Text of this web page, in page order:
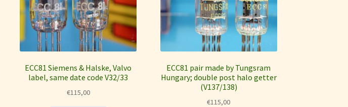
ECC81 Siemens & Halske, Valvo
label, same date code V32/33
€115,00
ECC81 pair made by Tungsram
Hungary; double post halo getter
(V137/138)
€115,00